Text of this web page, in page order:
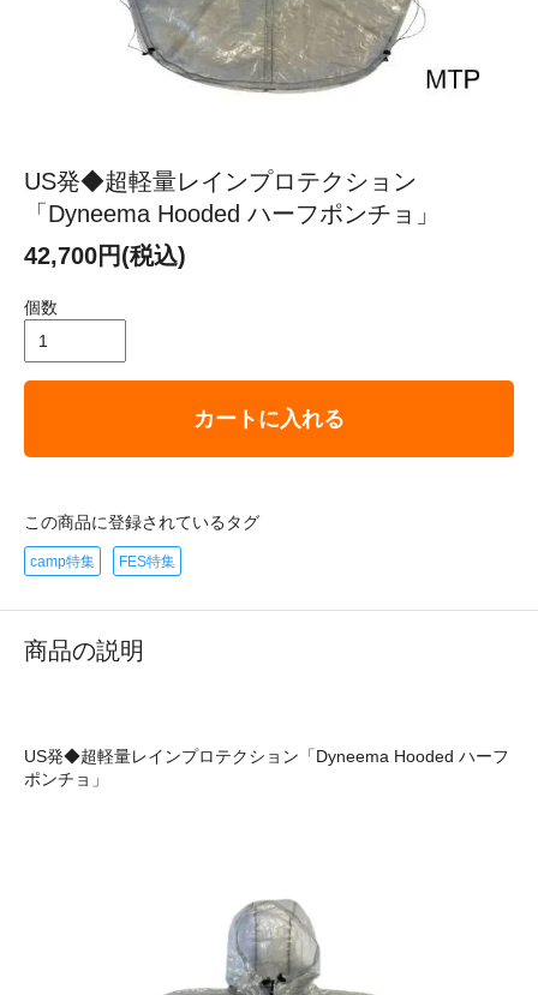
US発◆超軽量レインプロテクション
「Dyneema Hooded ハーフポンチョ」
42,700円(税込)
個数
カートに入れる
この商品に登録されているタグ
camp特集 FES特集
商品の説明
US発◆超軽量レインプロテクション「Dyneema Hooded ハーフ
ポンチョ」